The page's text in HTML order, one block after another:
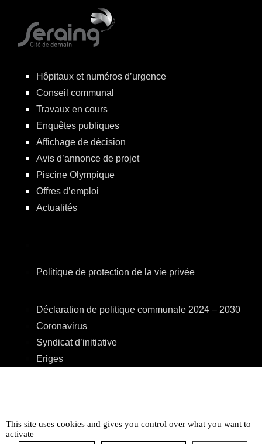
Hôpitaux et numéros d’urgence
Conseil communal
Travaux en cours
Enquêtes publiques
Affichage de décision
Avis d’annonce de projet
Piscine Olympique
Offres d’emploi
Actualités
Politique de protection de la vie privée
Déclaration de politique communale 2024 – 2030
Coronavirus
Syndicat d’initiative
Eriges
Accessibilité
This site uses cookies and gives you control over what you want to
activate